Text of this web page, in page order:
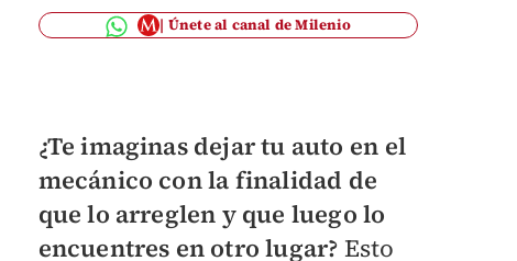
Únete al canal de Milenio
¿Te imaginas dejar tu auto en el
mecánico con la finalidad de
que lo arreglen y que luego lo
encuentres en otro lugar? Esto